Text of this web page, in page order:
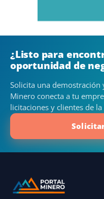
¿Listo para
oportunidad de
Solicita una
Minero conecta a tu
licitaciones y clientes de